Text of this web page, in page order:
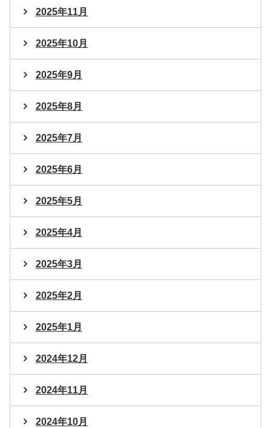
2025年11月
2025年10月
2025年9月
2025年8月
2025年7月
2025年6月
2025年5月
2025年4月
2025年3月
2025年2月
2025年1月
2024年12月
2024年11月
2024年10月